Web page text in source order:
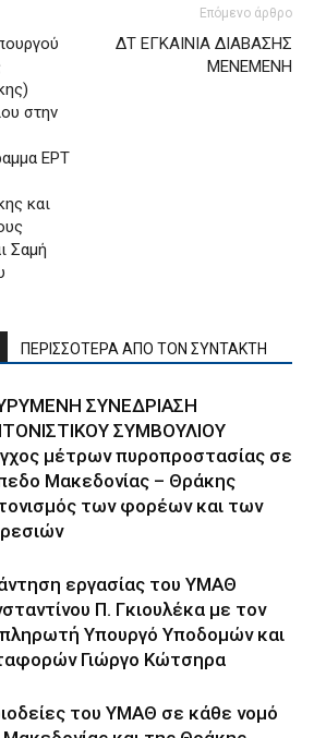
στην
ΕΡΤ
και
Σαμή
Επόμενο άρθρο
ΔΤ ΕΓΚΑΙΝΙΑ ΔΙΑΒΑΣΗΣ
ΜΕΝΕΜΕΝΗ
ΠΕΡΙΣΣΟΤΕΡΑ ΑΠΟ ΤΟΝ ΣΥΝΤΑΚΤΗ
ΣΥΝΕΔΡΙΑΣΗ
ΣΥΜΒΟΥΛΙΟΥ
μέτρων πυροπροστασίας σε
Μακεδονίας – Θράκης
των φορέων και των
εργασίας του ΥΜΑΘ
Π. Γκιουλέκα με τον
Υπουργό Υποδομών και
Γιώργο Κώτσηρα
του ΥΜΑΘ σε κάθε νομό